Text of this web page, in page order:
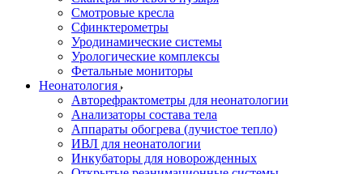
Смотровые кресла
Сфинктерометры
Уродинамические системы
Урологические комплексы
Фетальные мониторы
Неонатология
Авторефрактометры для неонатологии
Анализаторы состава тела
Аппараты обогрева (лучистое тепло)
ИВЛ для неонатологии
Инкубаторы для новорожденных